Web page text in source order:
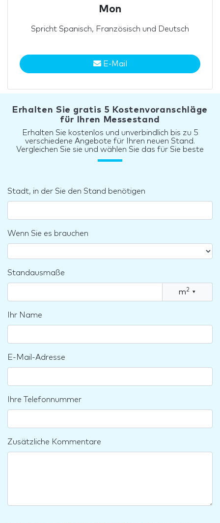
Mon
Spricht Spanisch, Französisch und Deutsch
E-Mail
Erhalten Sie gratis 5 Kostenvoranschläge
für Ihren Messestand
Erhalten Sie kostenlos und unverbindlich bis zu 5
verschiedene Angebote für Ihren neuen Stand.
Vergleichen Sie sie und wählen Sie das für Sie beste
Stadt, in der Sie den Stand benötigen
Wenn Sie es brauchen
Standausmaße
m2 ▾
Ihr Name
E-Mail-Adresse
Ihre Telefonnummer
Zusätzliche Kommentare